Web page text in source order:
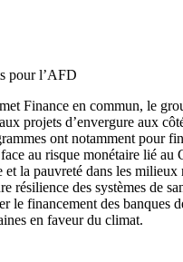
pour l’AFD
Finance en commun, le
projets d’envergure aux
ont notamment pour
au risque monétaire lié au
et la pauvreté dans les milieux
résilience des systèmes de
le financement des banques
en faveur du climat.